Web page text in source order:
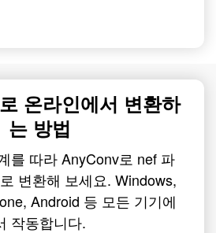
온라인에서 변환하
는 방법
를 따라 AnyConv로 nef 파
변환해 보세요. Windows,
Android 등 모든 기기에
작동합니다.